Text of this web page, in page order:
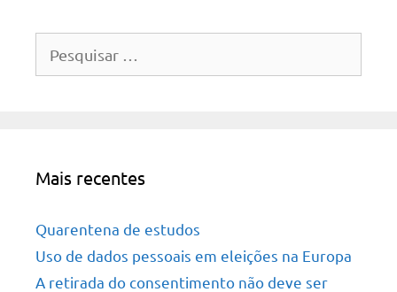
por:
Mais recentes
Quarentena de estudos
Uso de dados pessoais em eleições na Europa
A retirada do consentimento não deve ser